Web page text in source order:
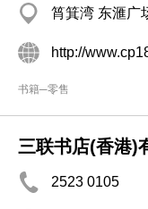
筲箕湾 东滙广
http://
书籍─零售
三联书店(香港)
2523 0105